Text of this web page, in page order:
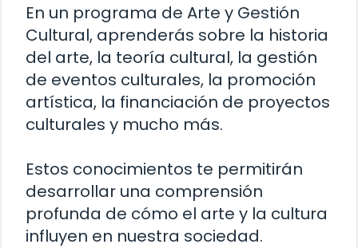
En un programa de Arte y Gestión
Cultural, aprenderás sobre la historia
del arte, la teoría cultural, la gestión
de eventos culturales, la promoción
artística, la financiación de proyectos
culturales y mucho más.
Estos conocimientos te permitirán
desarrollar una comprensión
profunda de cómo el arte y la cultura
influyen en nuestra sociedad.